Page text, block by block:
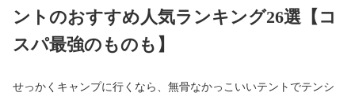
ントのおすすめ人気ランキング26選【コ
スパ最強のものも】
せっかくキャンプに行くなら、無骨なかっこいいテントでテンシ